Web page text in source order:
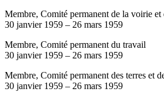
Membre, Comité permanent de la voirie et
30 janvier 1959 – 26 mars 1959
Membre, Comité permanent du travail
30 janvier 1959 – 26 mars 1959
Membre, Comité permanent des terres et
30 janvier 1959 – 26 mars 1959